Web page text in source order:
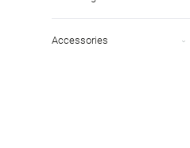
Accessories